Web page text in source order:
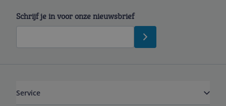
Schrijf je in voor onze nieuwsbrief
Service